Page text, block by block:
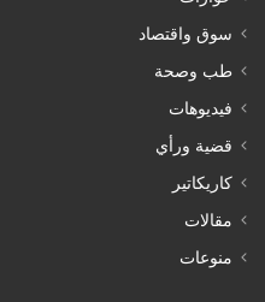
سوق واقتصاد
طب وصحة
فيديوهات
قضية ورأي
كاريكاتير
مقالات
منوعات